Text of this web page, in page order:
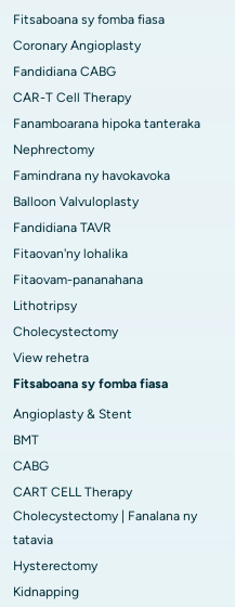
Fitsaboana sy fomba fiasa
Coronary Angioplasty
Fandidiana CABG
CAR-T Cell Therapy
Fanamboarana hipoka tanteraka
Nephrectomy
Famindrana ny havokavoka
Balloon Valvuloplasty
Fandidiana TAVR
Fitaovan'ny lohalika
Fitaovam-pananahana
Lithotripsy
Cholecystectomy
View rehetra
Fitsaboana sy fomba fiasa
Angioplasty & Stent
BMT
CABG
CART CELL Therapy
Cholecystectomy | Fanalana ny
tatavia
Hysterectomy
Kidnapping